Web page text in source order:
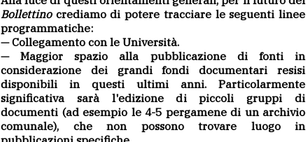
Bollettinocrediamo di potere tracciare le seguenti linee
programmatiche:
— Collegamento con le Università.
— Maggior spazio alla pubblicazione di fonti in
considerazione dei grandi fondi documentari resisi
disponibili in questi ultimi anni. Particolarmente
significativa sarà l'edizione di piccoli gruppi di
documenti (ad esempio le 4-5 pergamene di un archivio
comunale), che non possono trovare luogo in